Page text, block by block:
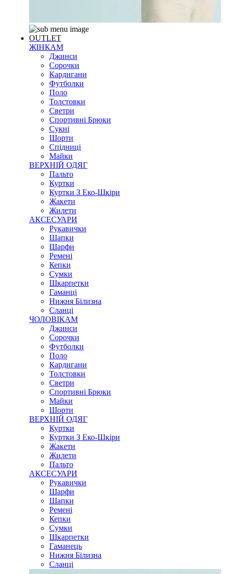
OUTLET
ЖІНКАМ
Джинси
Сорочки
Кардигани
Футболки
Поло
Толстовки
Светри
Спортивні Брюки
Сукні
Шорти
Спідниці
Майки
ВЕРХНІЙ ОДЯГ
Пальто
Куртки
Куртки З Еко-Шкіри
Жакети
Жилети
АКСЕСУАРИ
Рукавички
Шапки
Шарфи
Ремені
Кепки
Сумки
Шкарпетки
Гаманці
Нижня Білизна
Сланці
ЧОЛОВІКАМ
Джинси
Сорочки
Футболки
Поло
Кардигани
Толстовки
Светри
Спортивні Брюки
Майки
Шорти
ВЕРХНІЙ ОДЯГ
Куртки
Куртки З Еко-Шкіри
Жакети
Жилети
Пальто
АКСЕСУАРИ
Рукавички
Шарфи
Шапки
Ремені
Кепки
Сумки
Шкарпетки
Гаманець
Нижня Білизна
Сланці